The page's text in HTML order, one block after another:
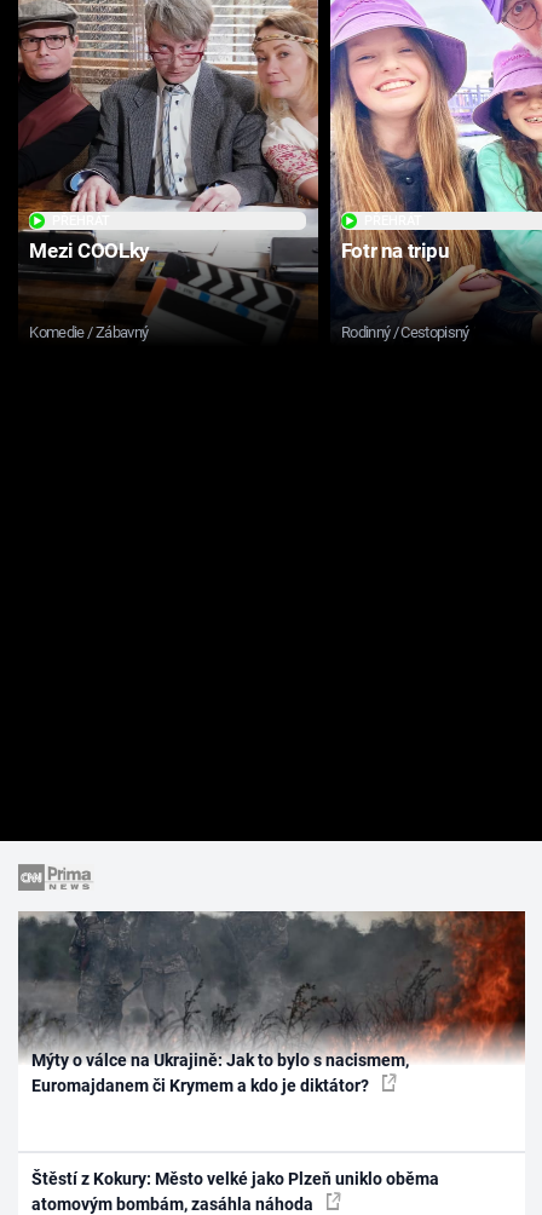
Mezi COOLky
Komedie / Zábavný
Fotr na tripu
Rodinný / Cestopisný
Mýty o válce na Ukrajině: Jak to bylo s nacismem,
Euromajdanem či Krymem a kdo je diktátor?
Štěstí z Kokury: Město velké jako Plzeň uniklo oběma
atomovým bombám, zasáhla náhoda